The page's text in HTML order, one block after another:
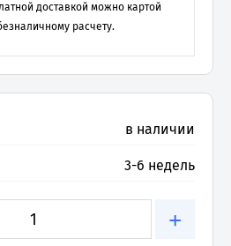
доставкой можно картой
расчету.
в наличии
3-6 недель
+